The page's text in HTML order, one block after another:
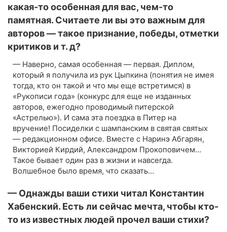
какая-то особенная для вас, чем-то
памятная. Считаете ли вы это важным для
авторов — такое признание, победы, отметки
критиков и т. д?
— Наверно, самая особенная — первая. Диплом,
который я получила из рук Цыпкина (понятия не имея
тогда, кто он такой и что мы еще встретимся) в
«Рукописи года» (конкурс для еще не изданных
авторов, ежегодно проводимый питерской
«Астрелью»). И сама эта поездка в Питер на
вручение! Посиделки с шампанским в святая святых
— редакционном офисе. Вместе с Наринэ Абгарян,
Викторией Кирдий, Александром Прокоповичем…
Такое бывает один раз в жизни и навсегда.
Волшебное было время, что сказать…
— Однажды ваши стихи читал Константин
Хабенский. Есть ли сейчас мечта, чтобы кто-
то из известных людей прочел ваши стихи?